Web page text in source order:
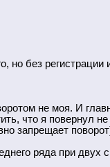
но без регистрации
не моя. И
что я повернул
запрещает
ряда при